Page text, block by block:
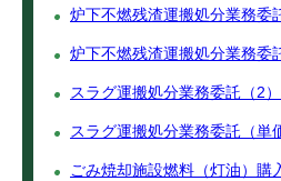
炉下不燃残渣運搬処分業務委
炉下不燃残渣運搬処分業務委
スラグ運搬処分業務委託（2）
スラグ運搬処分業務委託（単
ごみ焼却施設燃料（灯油）購